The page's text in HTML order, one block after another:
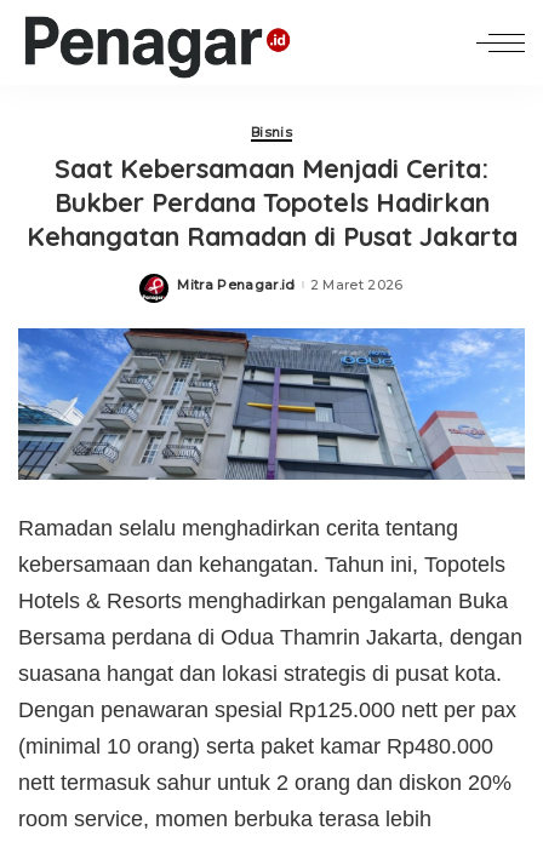
Bisnis
Saat Kebersamaan Menjadi Cerita:
Bukber Perdana Topotels Hadirkan
Kehangatan Ramadan di Pusat Jakarta
Posted
Mitra Penagar.id 2 Maret 2026
Ramadan selalu menghadirkan cerita tentang
kebersamaan dan kehangatan. Tahun ini, Topotels
Hotels & Resorts menghadirkan pengalaman Buka
Bersama perdana di Odua Thamrin Jakarta, dengan
suasana hangat dan lokasi strategis di pusat kota.
Dengan penawaran spesial Rp125.000 nett per pax
(minimal 10 orang) serta paket kamar Rp480.000
nett termasuk sahur untuk 2 orang dan diskon 20%
room service, momen berbuka terasa lebih